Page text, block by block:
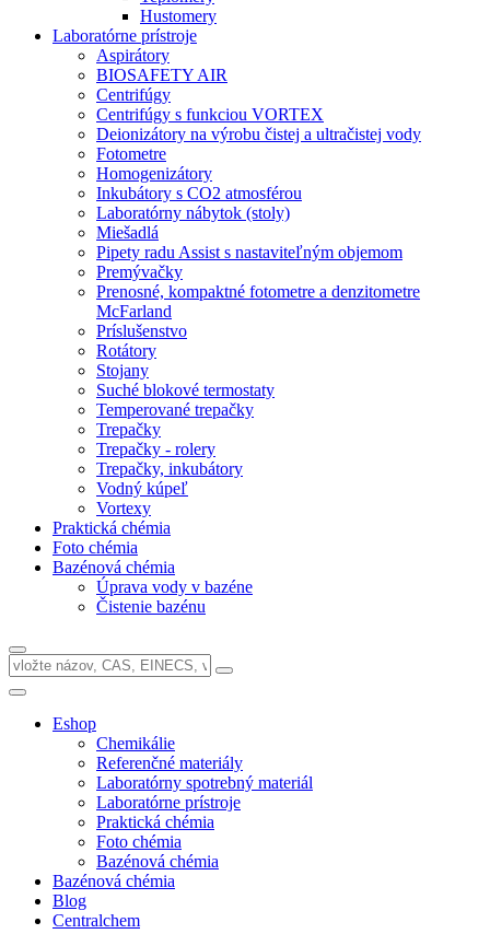
Hustomery
Laboratórne prístroje
Aspirátory
BIOSAFETY AIR
Centrifúgy
Centrifúgy s funkciou VORTEX
Deionizátory na výrobu čistej a ultračistej vody
Fotometre
Homogenizátory
Inkubátory s CO2 atmosférou
Laboratórny nábytok (stoly)
Miešadlá
Pipety radu Assist s nastaviteľným objemom
Premývačky
Prenosné, kompaktné fotometre a denzitometre
McFarland
Príslušenstvo
Rotátory
Stojany
Suché blokové termostaty
Temperované trepačky
Trepačky
Trepačky - rolery
Trepačky, inkubátory
Vodný kúpeľ
Vortexy
Praktická chémia
Foto chémia
Bazénová chémia
Úprava vody v bazéne
Čistenie bazénu
Eshop
Chemikálie
Referenčné materiály
Laboratórny spotrebný materiál
Laboratórne prístroje
Praktická chémia
Foto chémia
Bazénová chémia
Bazénová chémia
Blog
Centralchem